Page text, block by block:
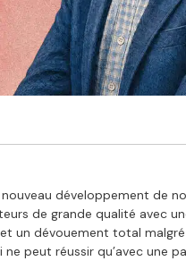
développement de
de grande qualité avec
un dévouement total
peut réussir qu’avec une